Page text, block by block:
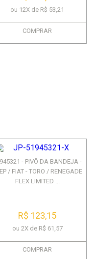
ou 12X de R$ 53,21
COMPRAR
- PIVÔ DA BANDEJA -
/ FIAT - TORO / RENEGADE
FLEX LIMITED ...
R$ 123,15
ou 2X de R$ 61,57
COMPRAR